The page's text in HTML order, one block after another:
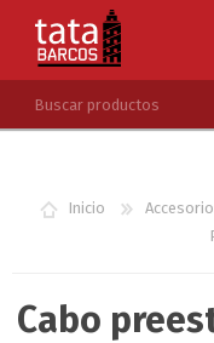
LISTA DE DESEOS
Inicio
Cabo